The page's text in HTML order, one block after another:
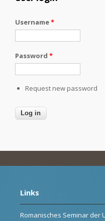
Username*
Password *
Request new password
Links
Romanisches Seminar der